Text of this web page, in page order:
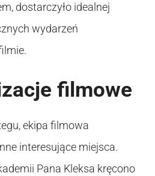
dostarczyło idealnej
wydarzeń
filmowe
ekipa filmowa
interesujące miejsca.
Pana Kleksa kręcono